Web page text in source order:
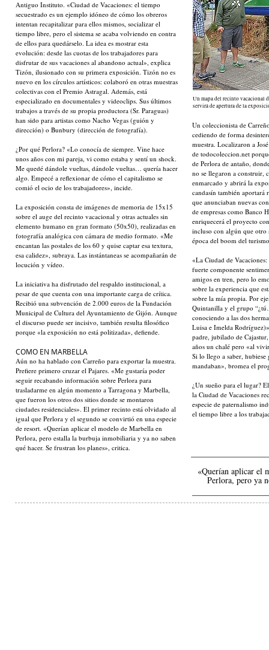
Antiguo Instituto. «Ciudad de Vacaciones: el tiempo
secuestrado es un ejemplo idóneo de cómo los obreros
intentan recapitalizar para ellos mismos, socializar el
tiempo libre, pero el sistema se acaba volviendo en contra
de ellos para quedárselo. La idea es mostrar esta
evolución: desde las cuotas de los trabajadores para
disfrutar de sus vacaciones al abandono actual», explica
Tizón, ilusionado con su primera exposición. Tizón no es
nuevo en los círculos artísticos: colaboró en otras muestras
colectivas con el Premio Astragal. Además, está
especializado en documentales y videoclips. Sus últimos
trabajos a través de su propia productora (Sr. Paraguas)
han sido para artistas como Nacho Vegas (guión y
dirección) o Bunbury (dirección de fotografía).
¿Por qué Perlora? «Lo conocía de siempre. Vine hace
unos años con mi pareja, vi como estaba y sentí un shock.
Me quedé dándole vueltas, dándole vueltas… quería hacer
algo. Empecé a reflexionar de cómo el capitalismo se
comió el ocio de los trabajadores», incide.
La exposición consta de imágenes de memoria de 15x15
sobre el auge del recinto vacacional y otras actuales sin
elemento humano en gran formato (50x50), realizadas en
fotografía analógica con cámara de medio formato. «Me
encantan las postales de los 60 y quise captar esa textura,
esa calidez», subraya. Las instántaneas se acompañarán de
locución y vídeo.
La iniciativa ha disfrutado del respaldo institucional, a
pesar de que cuenta con una importante carga de crítica.
Recibió una subvención de 2.000 euros de la Fundación
Municipal de Cultura del Ayuntamiento de Gijón. Aunque
el discurso puede ser incisivo, también resulta filosófico
porque «la exposición no está politizada», defiende.
COMO EN MARBELLA
Aún no ha hablado con Carreño para exportar la muestra.
Prefiere primero cruzar el Pajares. «Me gustaría poder
seguir recabando información sobre Perlora para
trasladarme en algún momento a Tarragona y Marbella,
que fueron los otros dos sitios donde se montaron
ciudades residenciales». El primer recinto está olvidado al
igual que Perlora y el segundo se convirtió en una especie
de resort. «Querían aplicar el modelo de Marbella en
Perlora, pero estalla la burbuja inmobiliaria y ya no saben
qué hacer. Se frustran los planes», critica.
Un coleccionista de
cediendo de forma
muestra. Localizaron a
de todocoleccion.net
de Perlora de antaño,
no se llegaron a construir,
enmarcado y abrirá la
candasín también aportará
que anunciaban nuevas
de empresas como Banco
enriquecerá el proyecto
incluso con algún que
época del boom del
«La Ciudad de
fuerte componente
amigos en tren, pero lo
sobre la experiencia que
sobre la mía propia. Por
Quintanilla y el grupo
conociendo a las dos
Luisa e Imelda
padre, jubilado de
años un chalé pero «al
Si lo llego a saber,
mandaban», bromea el
¿Un sueño para el lugar?
la Ciudad de Vacaciones
especie de paternalismo
el tiempo libre a los
«Querían aplicar el
Perlora, pero ya
Un mapa del recinto vacacional
servirá de apertura de la